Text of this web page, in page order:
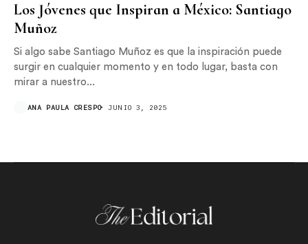
Los Jóvenes que Inspiran a México: Santiago
Muñoz
Si algo sabe Santiago Muñoz es que la inspiración puede
surgir en cualquier momento y en todo lugar, basta con
mirar a nuestro...
ANA PAULA CRESPO JUNIO 3, 2025